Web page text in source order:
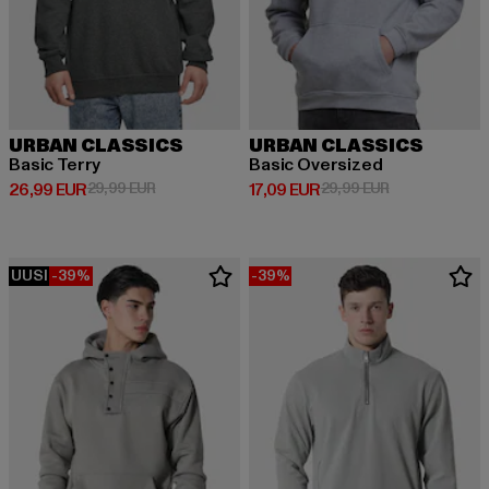
URBAN CLASSICS
Basic Terry
26,99 EUR
Ajankohtainen hinta: 26,99 EUR
29,99 EURKampanjahinta: 29,99 EUR
URBAN CLASSICS
Basic Oversized
17,09 EUR
Ajankohtainen hinta: 17,09 EUR
29,99 EUR
UUSI -39% -39%